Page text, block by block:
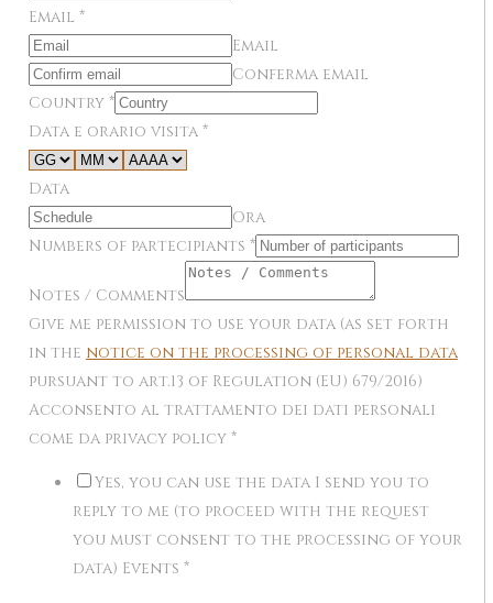
Email *
Email
Conferma email
Country *
Data e orario visita *
Data
Ora
Numbers of partecipiants *
Notes / Comments
Give me permission to use your data (as set forth
in the notice on the processing of personal data
pursuant to art.13 of Regulation (EU) 679/2016)
Acconsento al trattamento dei dati personali
come da privacy policy *
Yes, you can use the data I send you to
reply to me (to proceed with the request
you must consent to the processing of your
data) Events *